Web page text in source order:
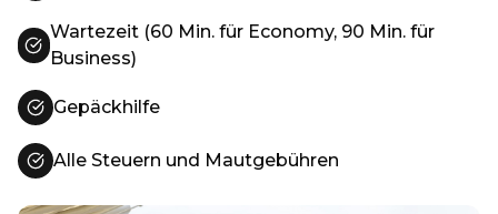
Wartezeit (60 Min. für Economy, 90 Min. für
Business)
Gepäckhilfe
Alle Steuern und Mautgebühren